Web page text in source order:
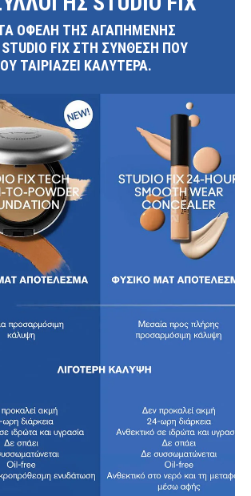
ΟΦΕΛΗ ΤΗΣ ΑΓΑΠΗΜΕΝΗΣ
STUDIO FIX ΣΤΗ ΣΥΝΘΕΣΗ ΠΟΥ
ΤΑΙΡΙΑΖΕΙ ΚΑΛΥΤΕΡΑ.